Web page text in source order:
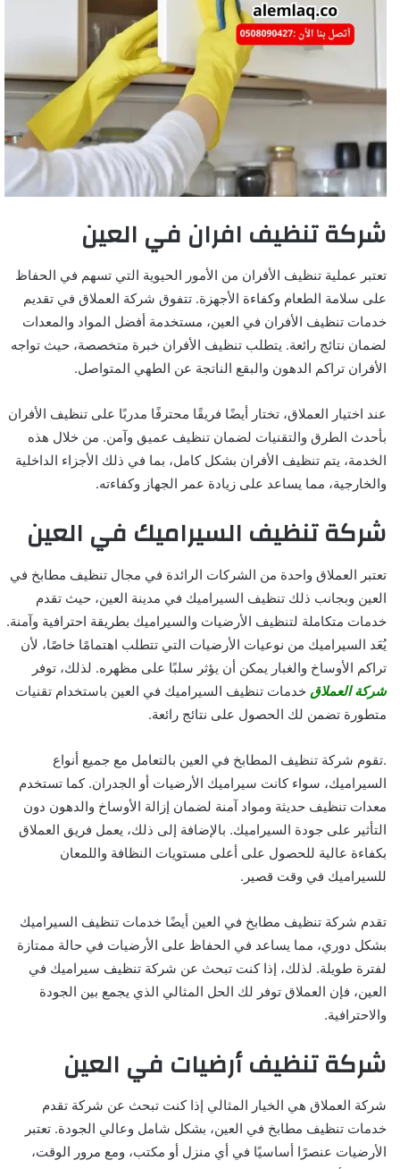
شركة تنظيف افران في العين
تعتبر عملية تنظيف الأفران من الأمور الحيوية التي تسهم في الحفاظ
على سلامة الطعام وكفاءة الأجهزة. تتفوق شركة العملاق في تقديم
خدمات تنظيف الأفران في العين، مستخدمة أفضل المواد والمعدات
لضمان نتائج رائعة. يتطلب تنظيف الأفران خبرة متخصصة، حيث تواجه
الأفران تراكم الدهون والبقع الناتجة عن الطهي المتواصل.
عند اختيار العملاق، تختار أيضًا فريقًا محترفًا مدربًا على تنظيف الأفران
بأحدث الطرق والتقنيات لضمان تنظيف عميق وآمن. من خلال هذه
الخدمة، يتم تنظيف الأفران بشكل كامل، بما في ذلك الأجزاء الداخلية
والخارجية، مما يساعد على زيادة عمر الجهاز وكفاءته.
شركة تنظيف السيراميك في العين
تعتبر العملاق واحدة من الشركات الرائدة في مجال تنظيف مطابخ في
العين وبجانب ذلك تنظيف السيراميك في مدينة العين، حيث تقدم
خدمات متكاملة لتنظيف الأرضيات والسيراميك بطريقة احترافية وآمنة.
يُعَد السيراميك من نوعيات الأرضيات التي تتطلب اهتمامًا خاصًا، لأن
تراكم الأوساخ والغبار يمكن أن يؤثر سلبًا على مظهره. لذلك، توفر
شركة العملاق خدمات تنظيف السيراميك في العين باستخدام تقنيات
متطورة تضمن لك الحصول على نتائج رائعة.
.تقوم شركة تنظيف المطابخ في العين بالتعامل مع جميع أنواع
السيراميك، سواء كانت سيراميك الأرضيات أو الجدران. كما تستخدم
معدات تنظيف حديثة ومواد آمنة لضمان إزالة الأوساخ والدهون دون
التأثير على جودة السيراميك. بالإضافة إلى ذلك، يعمل فريق العملاق
بكفاءة عالية للحصول على أعلى مستويات النظافة واللمعان
للسيراميك في وقت قصير.
تقدم شركة تنظيف مطابخ في العين أيضًا خدمات تنظيف السيراميك
بشكل دوري، مما يساعد في الحفاظ على الأرضيات في حالة ممتازة
لفترة طويلة. لذلك، إذا كنت تبحث عن شركة تنظيف سيراميك في
العين، فإن العملاق توفر لك الحل المثالي الذي يجمع بين الجودة
والاحترافية.
شركة تنظيف أرضيات في العين
شركة العملاق هي الخيار المثالي إذا كنت تبحث عن شركة تقدم
خدمات تنظيف مطابخ في العين، بشكل شامل وعالي الجودة. تعتبر
الأرضيات عنصرًا أساسيًا في أي منزل أو مكتب، ومع مرور الوقت،